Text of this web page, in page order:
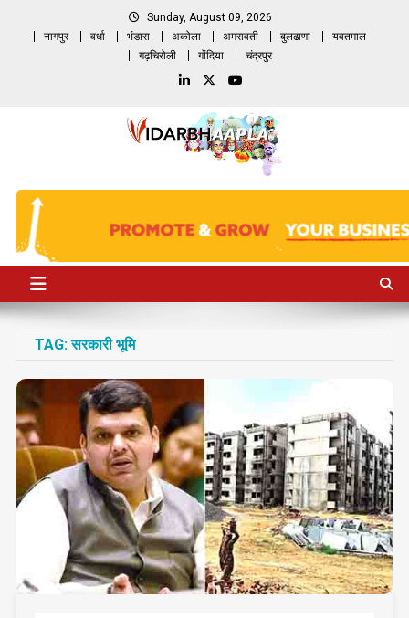
Sunday, August 09, 2026
नागपुर
वर्धा भंडारा अकोला अमरावती बुलढाणा
यवतमाल
गढ़चिरोली
गोंदिया चंद्रपुर
TAG:सरकारी भूमि